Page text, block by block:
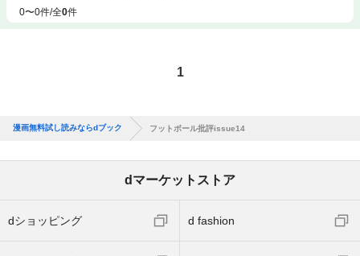
0〜0件/全0件
1
漫画無料試し読みならdブック フットボール批評issue14
dマーケットストア
dショッピング d fashion